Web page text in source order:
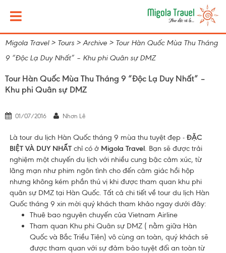
Migola Travel> Tours > Archive > Tour Hàn Quốc Mùa Thu Tháng
9 “Độc Lạ Duy Nhất” – Khu phi Quân sự DMZ
Tour Hàn Quốc Mùa Thu Tháng 9 “Độc Lạ Duy Nhất” –
Khu phi Quân sự DMZ
01/07/2016 Nhơn Lê
Là tour du lịch Hàn Quốc tháng 9 mùa thu tuyệt đẹp - ĐẶC
BIỆT VÀ DUY NHẤTchỉ có ở Migola Travel. Bạn sẽ được trải
nghiệm một chuyến du lịch với nhiều cung bậc cảm xúc, từ
lãng mạn như phim ngôn tình cho đến cảm giác hồi hộp
nhưng không kém phần thú vị khi được tham quan khu phi
quân sự DMZ tại Hàn Quốc. Tất cả chi tiết về tour du lịch Hàn
Quốc tháng 9 xin mời quý khách tham khảo ngay dưới đây:
Thuê bao nguyên chuyến của Vietnam Airline
Tham quan Khu phi Quân sự DMZ ( nằm giữa Hàn
Quốc và Bắc Triều Tiên) vô cùng an toàn, quý khách sẽ
được tham quan với sự đảm bảo tuyệt đối an toàn từ